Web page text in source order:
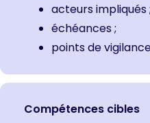
acteurs impliqués ;
échéances ;
points de
Compétences cibles